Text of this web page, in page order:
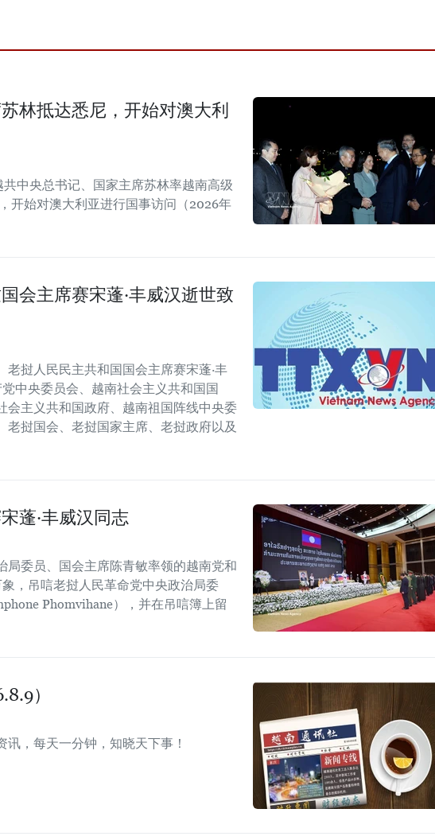
林抵达悉尼，开始对澳大利
中央总书记、国家主席苏林率越南高级
开始对澳大利亚进行国事访问（2026年
会主席赛宋蓬·丰威汉逝世致
挝人民民主共和国国会主席赛宋蓬·丰
中央委员会、越南社会主义共和国国
会主义共和国政府、越南祖国阵线中央委
老挝国会、老挝国家主席、老挝政府以及
蓬·丰威汉同志
局委员、国会主席陈青敏率领的越南党和
，吊唁老挝人民革命党中央政治局委
Phomvihane），并在吊唁簿上留
）
，每天一分钟，知晓天下事！